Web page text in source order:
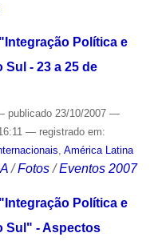
Política e
- 23 a 25 de
publicado23/10/2007 —
— registrado em:
, América Latina
/Fotos /Eventos 2007
Política e
Sul" - Aspectos